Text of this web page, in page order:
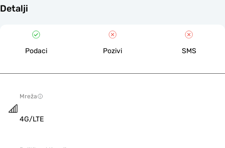
Detalji
Podaci Pozivi SMS
Mreža
4G/LTE